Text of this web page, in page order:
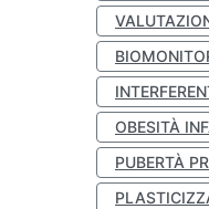
OBESITÀ
PUBERTÀ